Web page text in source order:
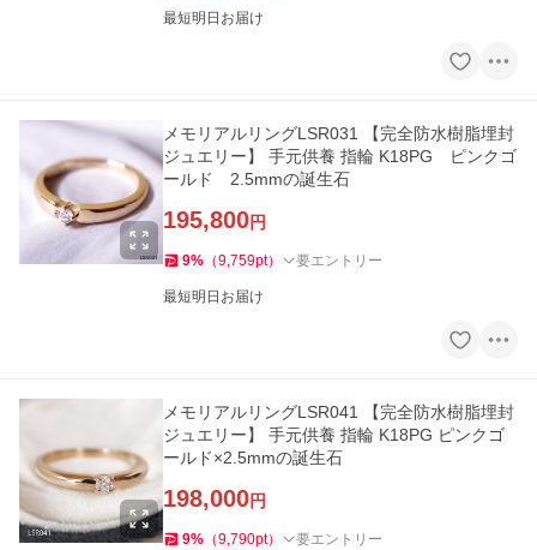
最短明日お届け
メモリアルリングLSR031 【完全防水樹脂埋封
ジュエリー】 手元供養 指輪 K18PG ピンクゴ
ールド 2.5mmの誕生石
195,800円
9% （9,759pt） 要エントリー
最短明日お届け
メモリアルリングLSR041 【完全防水樹脂埋封
ジュエリー】 手元供養 指輪 K18PG ピンクゴ
ールド×2.5mmの誕生石
198,000円
9% （9,790pt） 要エントリー